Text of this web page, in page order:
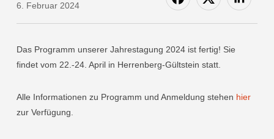
6. Februar 2024
Das Programm unserer Jahrestagung 2024 ist fertig! Sie
findet vom 22.-24. April in Herrenberg-Gültstein statt.
Alle Informationen zu Programm und Anmeldung stehen hier
zur Verfügung.